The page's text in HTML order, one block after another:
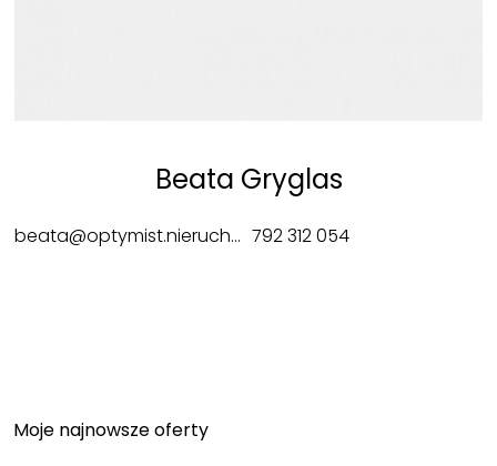
Beata Gryglas
beata@optymist.nieruchomosci.pl 792 312 054
Moje najnowsze oferty